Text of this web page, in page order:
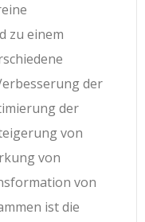
zu einem
der
der
von
von
von
ist die